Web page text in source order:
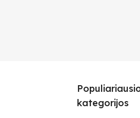
kategorijos